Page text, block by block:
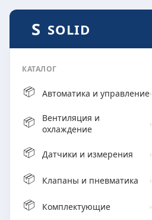
SOLID
КАТАЛОГ
📦 Автоматика и управление›
📦
Вентиляция и
охлаждение
›
📦 Датчики и измерения ›
📦 Клапаны и пневматика ›
📦 Комплектующие ›